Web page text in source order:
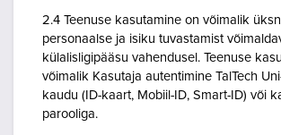
2.4 Teenuse kasutamine on võimalik
personaalse ja isiku tuvastamist
külalisligipääsu vahendusel. Teenuse
võimalik Kasutaja autentimine TalTech
kaudu (ID-kaart, Mobiil-ID, Smart-ID) või
parooliga.